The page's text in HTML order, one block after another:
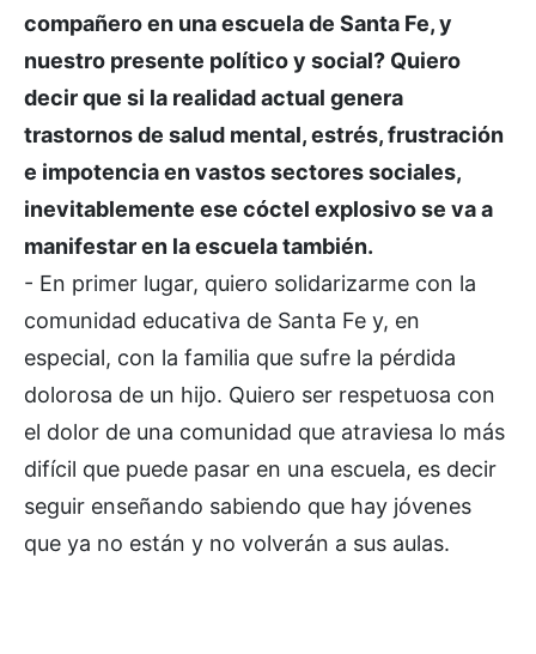
compañero en una escuela de Santa Fe, y
nuestro presente político y social? Quiero
decir que si la realidad actual genera
trastornos de salud mental, estrés, frustración
e impotencia en vastos sectores sociales,
inevitablemente ese cóctel explosivo se va a
manifestar en la escuela también.
- En primer lugar, quiero solidarizarme con la
comunidad educativa de Santa Fe y, en
especial, con la familia que sufre la pérdida
dolorosa de un hijo. Quiero ser respetuosa con
el dolor de una comunidad que atraviesa lo más
difícil que puede pasar en una escuela, es decir
seguir enseñando sabiendo que hay jóvenes
que ya no están y no volverán a sus aulas.